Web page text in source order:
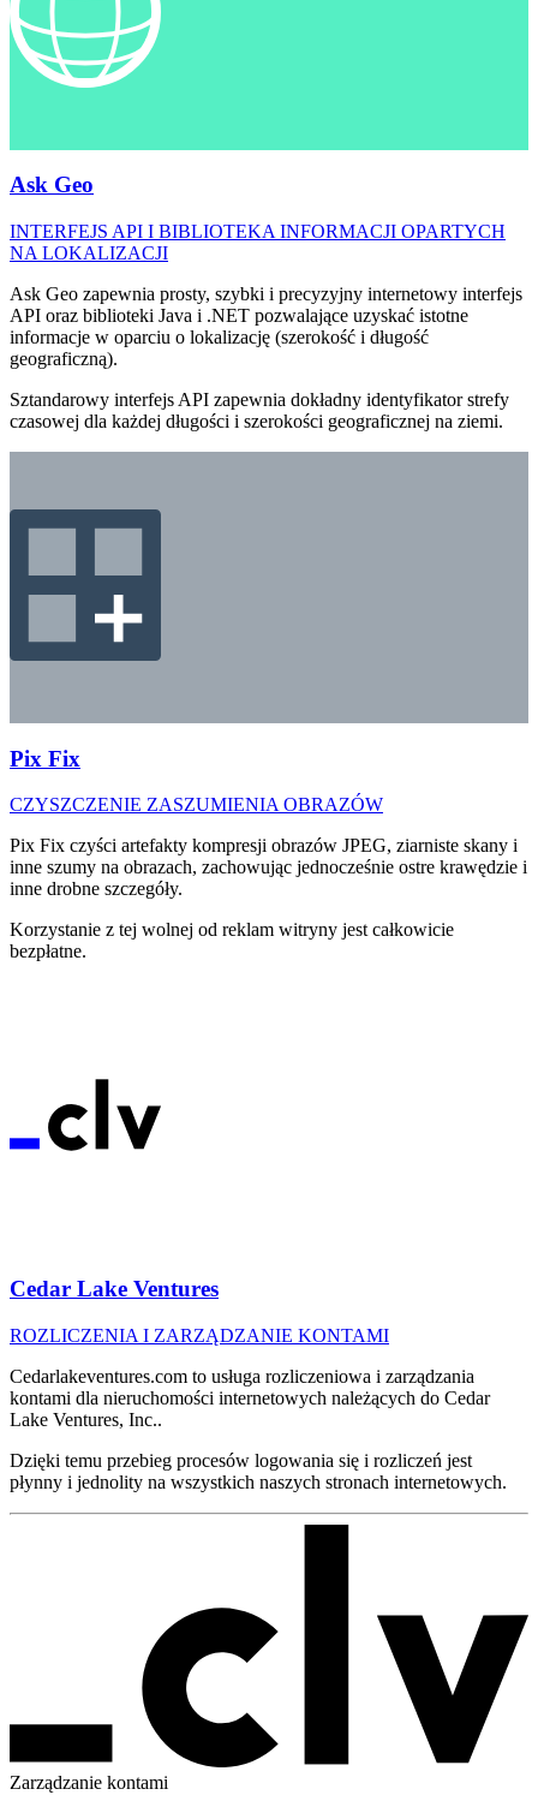
Ask Geo
INTERFEJS API I BIBLIOTEKA INFORMACJI OPARTYCH
NA LOKALIZACJI
Ask Geo zapewnia prosty, szybki i precyzyjny internetowy interfejs
API oraz biblioteki Java i .NET pozwalające uzyskać istotne
informacje w oparciu o lokalizację (szerokość i długość
geograficzną).
Sztandarowy interfejs API zapewnia dokładny identyfikator strefy
czasowej dla każdej długości i szerokości geograficznej na ziemi.
Pix Fix
CZYSZCZENIE ZASZUMIENIA OBRAZÓW
Pix Fix czyści artefakty kompresji obrazów JPEG, ziarniste skany i
inne szumy na obrazach, zachowując jednocześnie ostre krawędzie i
inne drobne szczegóły.
Korzystanie z tej wolnej od reklam witryny jest całkowicie
bezpłatne.
Cedar Lake Ventures
ROZLICZENIA I ZARZĄDZANIE KONTAMI
Cedarlakeventures.com to usługa rozliczeniowa i zarządzania
kontami dla nieruchomości internetowych należących do Cedar
Lake Ventures, Inc..
Dzięki temu przebieg procesów logowania się i rozliczeń jest
płynny i jednolity na wszystkich naszych stronach internetowych.
Zarządzanie kontami